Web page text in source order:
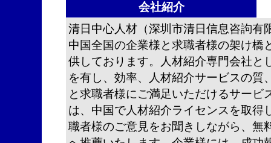
会社紹介
清日中心人材（深圳市清日信息咨訽有
中国全国の企業様と求職者様の架け橋
供しております。人材紹介専門会社と
を有し、効率、人材紹介サービスの質
と求職者様にご満足いただけるサービ
は、中国で人材紹介ライセンスを取得
職者様のご意見をお聞きしながら、無